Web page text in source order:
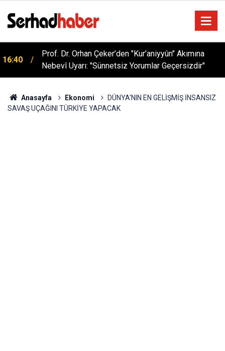
Prof. Dr. Orhan Çeker’den "Kur’aniyyûn" Akımına
Nebevî Uyarı: "Sünnetsiz Yorumlar Geçersizdir"
05:57
Sağlıklı Beslenmede Yeni Trend: Düşük Kalorili
Multi-Fiber İçecek Tozu
Anasayfa Ekonomi
DÜNYA'NIN EN GELİŞMİŞ İNSANSIZ
SAVAŞ UÇAĞINI TÜRKİYE YAPACAK